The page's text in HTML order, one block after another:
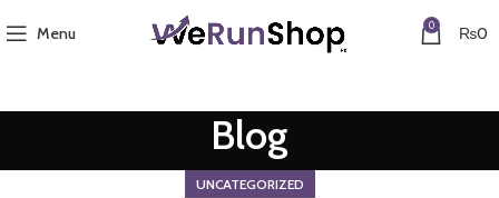
Menu 0 ₨0
Blog
UNCATEGORIZED